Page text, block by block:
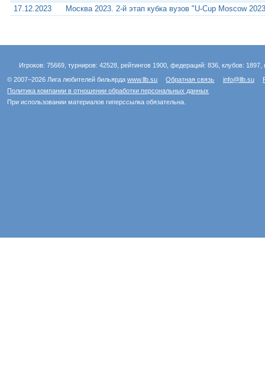
17.12.2023
Москва 2023. 2-й этап кубка вузов "U-Cup Moscow
Игроков: 75669, турниров: 42528, рейтингов 1900, федераций: 836, клубов:
© 2007–2026 Лига любителей бильярдаwww.llb.su Обратная связь info@llb.su
Политика компании в отношении обработки персональных данных
При использовании материалов гиперссылка обязательна.